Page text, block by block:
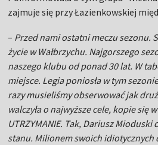
zajmuje się przy Łazienkowskiej
– Przed nami ostatni meczu sezonu.
życie w Wałbrzychu. Najgorszego
naszego klubu od ponad 30 lat. W
miejsce. Legia poniosła w tym
razy musieliśmy obserwować jak
walczyła o najwyższe cele, kopie się w
UTRZYMANIE. Tak, Dariusz
stanu. Milionem swoich idiotycznych